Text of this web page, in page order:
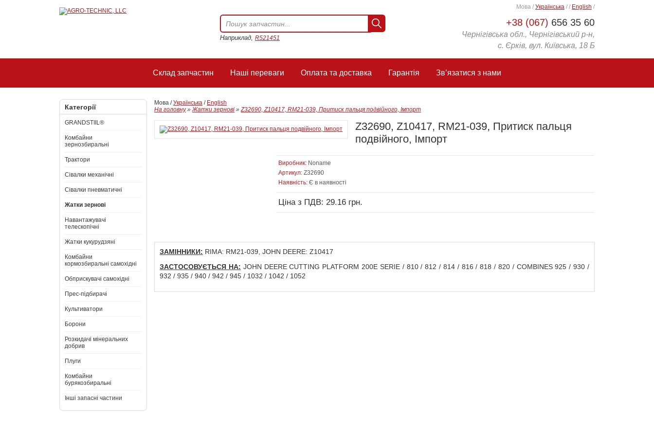
+38 (067) 656 35 60
Чернігівська обл., Чернігівський р-н,
с. Єрків, вул. Київська, 18 Б
Мова / Українська / / English /
Наприклад, R521451
Склад запчастин Наші переваги Оплата та доставка Гарантія Зв’язатися з нами
Категорії
GRANDSTIIL®
Комбайни
зернозбиральні
Трактори
Сівалки механічні
Сівалки пневматичні
Жатки зернові
Навантажувачі
телескопічні
Жатки кукурудзяні
Комбайни
кормозбиральні самохідні
Обприскувачі самохідні
Прес-підбирачі
Культиватори
Борони
Розкидачі мінеральних
добрив
Плуги
Комбайни
бурякозбиральні
Інші запасні частини
Мова /Українська / English
На головну»Жатки зернові »Z32690, Z10417, RM21-039, Притиск пальця подвійного, Імпорт
Z32690, Z10417, RM21-039, Притиск пальця
подвійного, Імпорт
Виробник: Noname
Артикул: Z32690
Наявність: Є в наявності
Ціна з ПДВ: 29.16 грн.
ЗАМІННИКИ: RIMA: RM21-039, JOHN DEERE: Z10417
ЗАСТОСОВУЄТЬСЯ НА: JOHN DEERE CUTTING PLATFORM 200E SERIE / 810 / 812 / 814 / 816 / 818 / 820 / COMBINES 925 / 930 /
932 / 935 / 940 / 942 / 945 / 1032 / 1042 / 1052